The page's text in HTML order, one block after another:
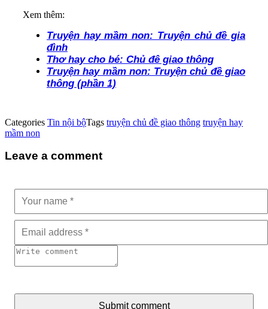
Xem thêm:
Truyện hay mầm non: Truyện chủ đề gia
đình
Thơ hay cho bé: Chủ đê giao thông
Truyện hay mầm non: Truyện chủ đề giao
thông (phần 1)
Categories Tin nội bộTags truyện chủ đề giao thông truyện hay
mầm non
Leave a comment
Submit comment